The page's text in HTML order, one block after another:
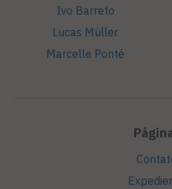
Ivo Barreto
Lucas Müller
Marcelle Ponté